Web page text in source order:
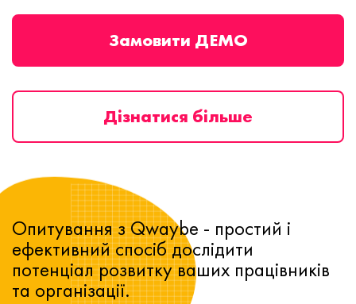
Замовити ДЕМО
Дізнатися більше
Опитування з Qwaybe - простий і
ефективний спосіб дослідити
потенціал розвитку ваших працівників
та організації.